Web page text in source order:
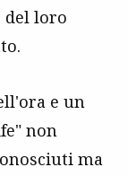
del loro
e un
non
ma